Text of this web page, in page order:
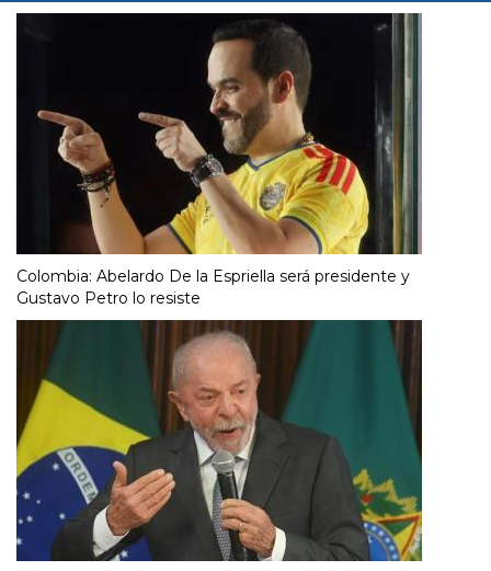
Colombia: Abelardo De la Espriella será presidente y
Gustavo Petro lo resiste